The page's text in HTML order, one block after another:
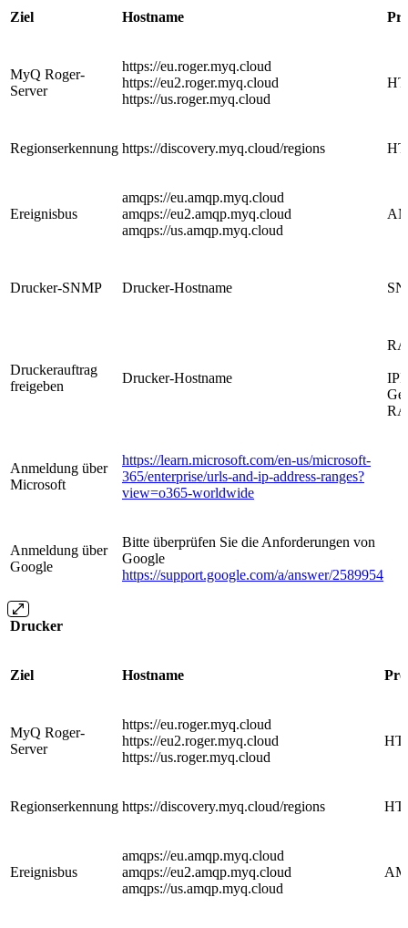
Ziel Hostname
MyQ Roger-
Server
https://eu.roger.myq.cloud
https://eu2.roger.myq.cloud
https://us.roger.myq.cloud
Regionserkennung https://discovery.myq.cloud/regions
Ereignisbus
amqps://eu.amqp.myq.cloud
amqps://eu2.amqp.myq.cloud
amqps://us.amqp.myq.cloud
Drucker-SNMP Drucker-Hostname
Druckerauftrag
freigeben
Drucker-Hostname
Anmeldung über
Microsoft
https://learn.microsoft.com/en-us/microsoft-
365/enterprise/urls-and-ip-address-ranges?
view=o365-worldwide
Anmeldung über
Google
Bitte überprüfen Sie die Anforderungen von
Google
https://support.google.com/a/answer/2589954
Drucker
Ziel Hostname
MyQ Roger-
Server
https://eu.roger.myq.cloud
https://eu2.roger.myq.cloud
https://us.roger.myq.cloud
Regionserkennung https://discovery.myq.cloud/regions
Ereignisbus
amqps://eu.amqp.myq.cloud
amqps://eu2.amqp.myq.cloud
amqps://us.amqp.myq.cloud